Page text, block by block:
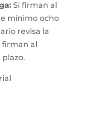
Si firman al
mínimo ocho
revisa la
firman al